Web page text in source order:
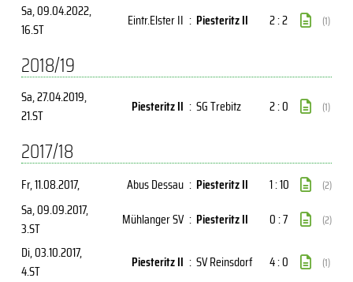
Sa, 09.04.2022,
16.ST
Eintr.Elster II : Piesteritz II 2 : 2 (1)
2018/19
Sa, 27.04.2019,
21.ST
Piesteritz II : SG Trebitz 2 : 0 (1)
2017/18
Fr, 11.08.2017, Abus Dessau : Piesteritz II 1 : 10 (2)
Sa, 09.09.2017,
3.ST
Mühlanger SV : Piesteritz II 0 : 7 (2)
Di, 03.10.2017,
4.ST
Piesteritz II : SV Reinsdorf 4 : 0 (1)